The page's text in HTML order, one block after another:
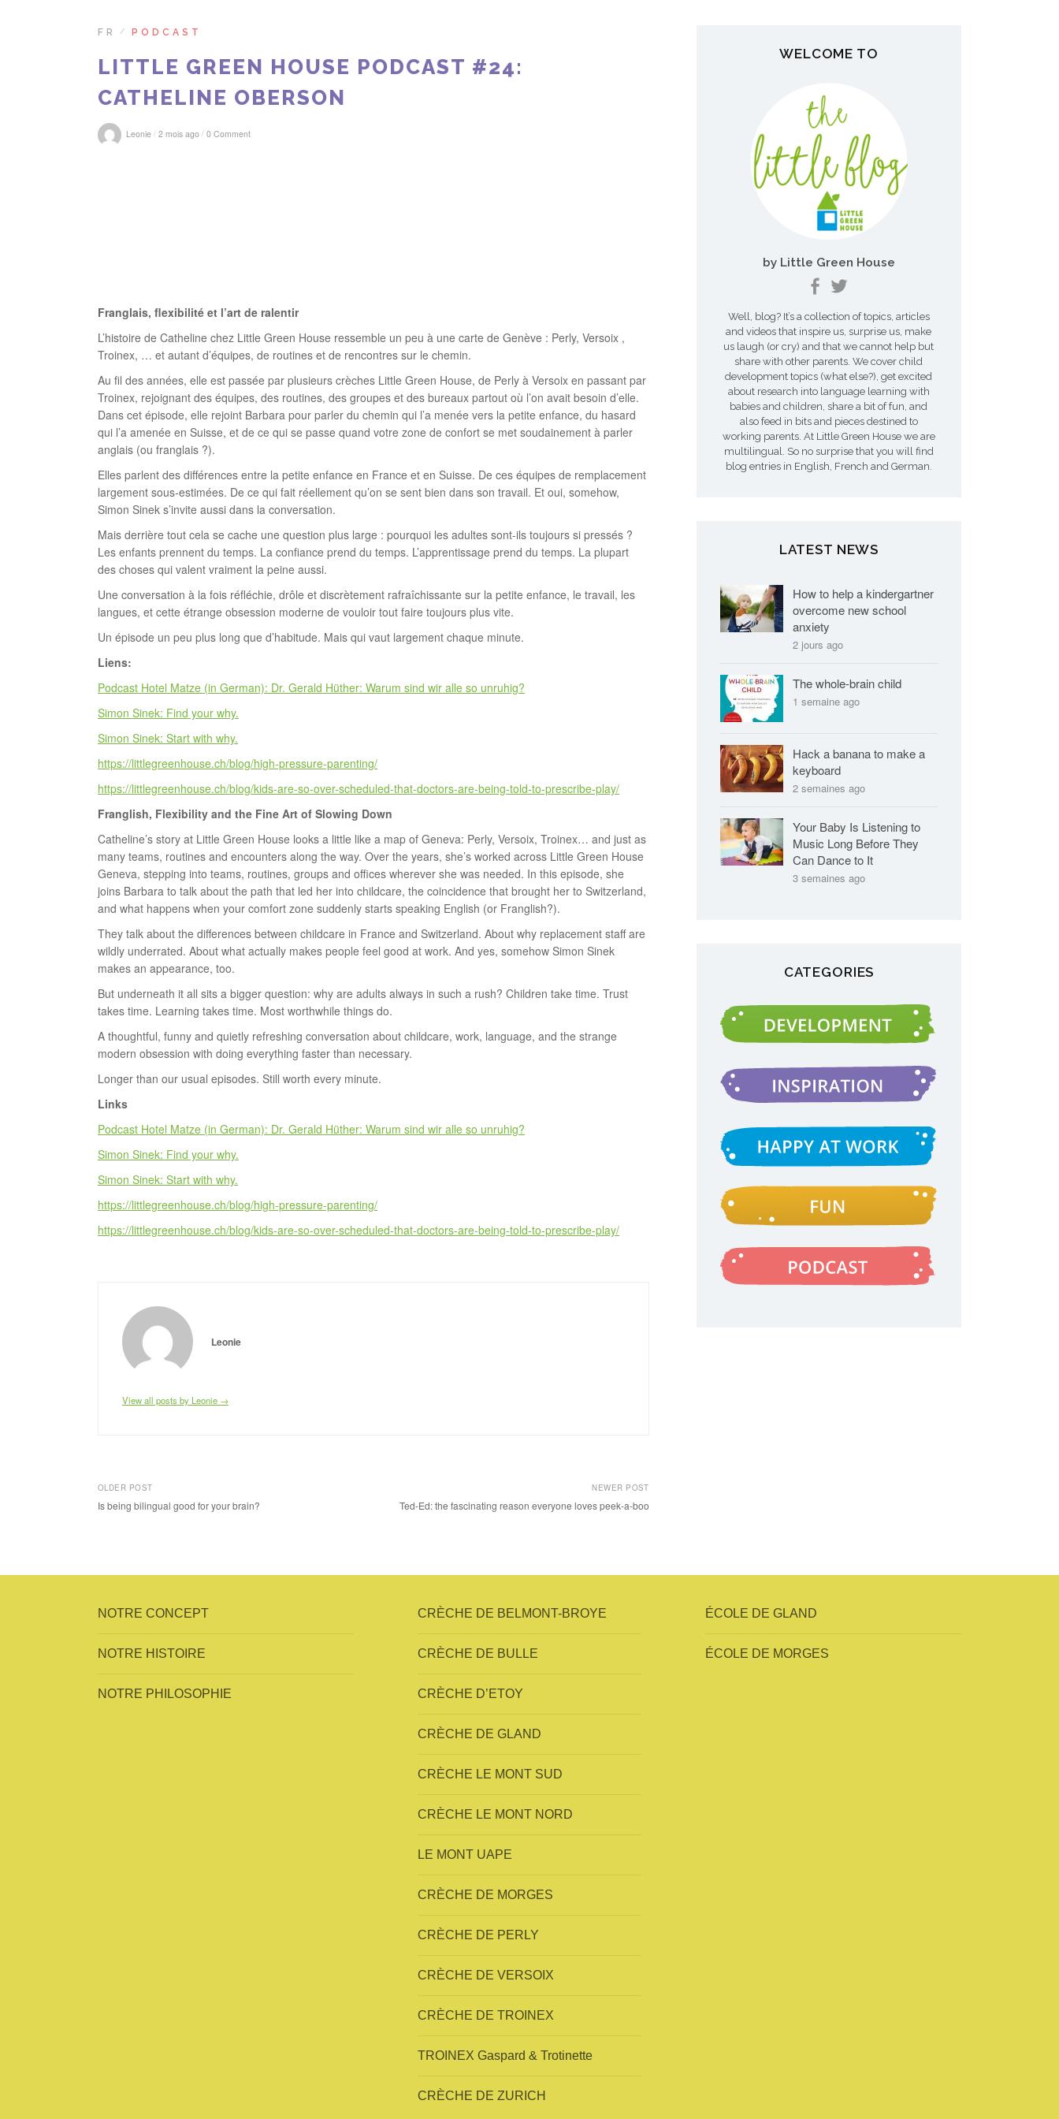
FR / PODCAST
LITTLE GREEN HOUSE PODCAST #24:
CATHELINE OBERSON
Leonie / 2 mois ago / 0 Comment
Franglais, flexibilité et l’art de ralentir
L’histoire de Catheline chez Little Green House ressemble un peu à une carte de Genève : Perly, Versoix ,
Troinex, … et autant d’équipes, de routines et de rencontres sur le chemin.
Au fil des années, elle est passée par plusieurs crèches Little Green House, de Perly à Versoix en passant par
Troinex, rejoignant des équipes, des routines, des groupes et des bureaux partout où l’on avait besoin d’elle.
Dans cet épisode, elle rejoint Barbara pour parler du chemin qui l’a menée vers la petite enfance, du hasard
qui l’a amenée en Suisse, et de ce qui se passe quand votre zone de confort se met soudainement à parler
anglais (ou franglais ?).
Elles parlent des différences entre la petite enfance en France et en Suisse. De ces équipes de remplacement
largement sous-estimées. De ce qui fait réellement qu’on se sent bien dans son travail. Et oui, somehow,
Simon Sinek s’invite aussi dans la conversation.
Mais derrière tout cela se cache une question plus large : pourquoi les adultes sont-ils toujours si pressés ?
Les enfants prennent du temps. La confiance prend du temps. L’apprentissage prend du temps. La plupart
des choses qui valent vraiment la peine aussi.
Une conversation à la fois réfléchie, drôle et discrètement rafraîchissante sur la petite enfance, le travail, les
langues, et cette étrange obsession moderne de vouloir tout faire toujours plus vite.
Un épisode un peu plus long que d’habitude. Mais qui vaut largement chaque minute.
Liens:
Podcast Hotel Matze (in German): Dr. Gerald Hüther: Warum sind wir alle so unruhig?
Simon Sinek: Find your why.
Simon Sinek: Start with why.
https://littlegreenhouse.ch/blog/high-pressure-parenting/
https://littlegreenhouse.ch/blog/kids-are-so-over-scheduled-that-doctors-are-being-told-to-prescribe-play/
Franglish, Flexibility and the Fine Art of Slowing Down
Catheline’s story at Little Green House looks a little like a map of Geneva: Perly, Versoix, Troinex… and just as
many teams, routines and encounters along the way. Over the years, she’s worked across Little Green House
Geneva, stepping into teams, routines, groups and offices wherever she was needed. In this episode, she
joins Barbara to talk about the path that led her into childcare, the coincidence that brought her to Switzerland,
and what happens when your comfort zone suddenly starts speaking English (or Franglish?).
They talk about the differences between childcare in France and Switzerland. About why replacement staff are
wildly underrated. About what actually makes people feel good at work. And yes, somehow Simon Sinek
makes an appearance, too.
But underneath it all sits a bigger question: why are adults always in such a rush? Children take time. Trust
takes time. Learning takes time. Most worthwhile things do.
A thoughtful, funny and quietly refreshing conversation about childcare, work, language, and the strange
modern obsession with doing everything faster than necessary.
Longer than our usual episodes. Still worth every minute.
Links
Podcast Hotel Matze (in German): Dr. Gerald Hüther: Warum sind wir alle so unruhig?
Simon Sinek: Find your why.
Simon Sinek: Start with why.
https://littlegreenhouse.ch/blog/high-pressure-parenting/
https://littlegreenhouse.ch/blog/kids-are-so-over-scheduled-that-doctors-are-being-told-to-prescribe-play/
Leonie
View all posts by Leonie →
o
s
n
a
OLDER POST
Is being bilingual good for your brain?
NEWER POST
Ted-Ed: the fascinating reason everyone loves peek-a-boo
WELCOME TO
by Little Green House
Well, blog? It’s a collection of topics, articles
and videos that inspire us, surprise us, make
us laugh (or cry) and that we cannot help but
share with other parents. We cover child
development topics (what else?), get excited
about research into language learning with
babies and children, share a bit of fun, and
also feed in bits and pieces destined to
working parents. At Little Green House we are
multilingual. So no surprise that you will find
blog entries in English, French and German.
LATEST NEWS
How to help a kindergartner
overcome new school
anxiety
2 jours ago
The whole-brain child
1 semaine ago
Hack a banana to make a
keyboard
2 semaines ago
Your Baby Is Listening to
Music Long Before They
Can Dance to It
3 semaines ago
CATEGORIES
NOTRE CONCEPT
NOTRE HISTOIRE
NOTRE PHILOSOPHIE
CRÈCHE DE BELMONT-BROYE
CRÈCHE DE BULLE
CRÈCHE D’ETOY
CRÈCHE DE GLAND
CRÈCHE LE MONT SUD
CRÈCHE LE MONT NORD
LE MONT UAPE
CRÈCHE DE MORGES
CRÈCHE DE PERLY
CRÈCHE DE VERSOIX
CRÈCHE DE TROINEX
TROINEX Gaspard & Trotinette
CRÈCHE DE ZURICH
ÉCOLE DE GLAND
ÉCOLE DE MORGES